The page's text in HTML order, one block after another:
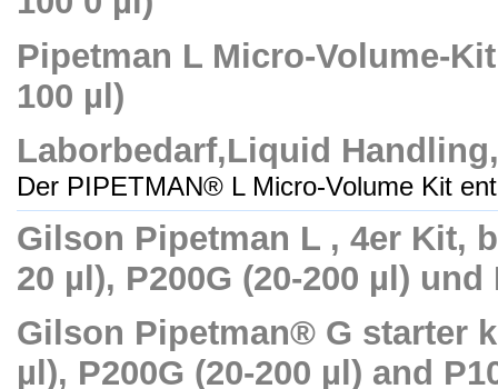
Pipetman L Micro-Volume-
100 µl)
Laborbedarf,Liquid
Der PIPETMAN® L Micro-Volume Kit
Gilson Pipetman L , 4er Kit,
20 µl), P200G (20-200 µl) und
Gilson Pipetman® G starter
µl), P200G (20-200 µl) and